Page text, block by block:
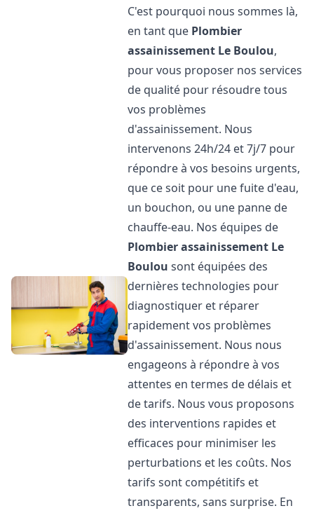
C'est pourquoi nous sommes là,
en tant que Plombier
assainissement Le Boulou,
pour vous proposer nos services
de qualité pour résoudre tous
vos problèmes
d'assainissement. Nous
intervenons 24h/24 et 7j/7 pour
répondre à vos besoins urgents,
que ce soit pour une fuite d'eau,
un bouchon, ou une panne de
chauffe-eau. Nos équipes de
Plombier assainissement Le
Boulou sont équipées des
dernières technologies pour
diagnostiquer et réparer
rapidement vos problèmes
d'assainissement. Nous nous
engageons à répondre à vos
attentes en termes de délais et
de tarifs. Nous vous proposons
des interventions rapides et
efficaces pour minimiser les
perturbations et les coûts. Nos
tarifs sont compétitifs et
transparents, sans surprise. En